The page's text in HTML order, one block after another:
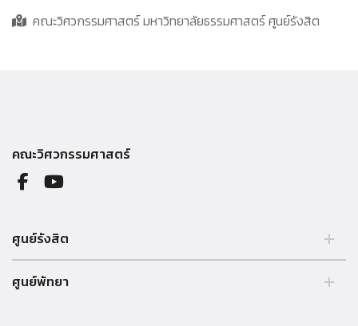
คณะวิศวกรรมศาสตร์ มหาวิทยาลัยธรรมศาสตร์ ศูนย์รังสิต
คณะวิศวกรรมศาสตร์
ศูนย์รังสิต
99 หมู่ 18 ถ.พหลโยธิน คลองหลวง รังสิต ปทุมธานี 12121 ประเทศไทย.
Tel. 02 564 3001 -9
ศูนย์พัทยา